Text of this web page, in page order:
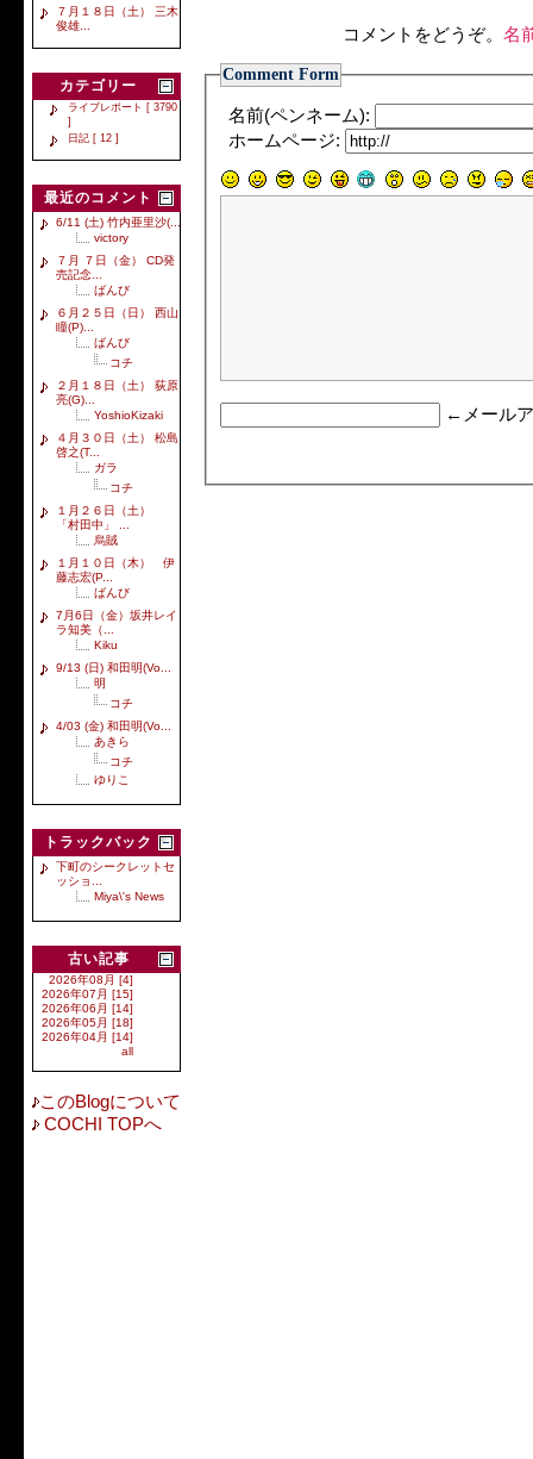
７月１８日（土） 三木
俊雄...
カテゴリー
ライブレポート [ 3790
]
日記 [ 12 ]
最近のコメント
6/11 (土) 竹内亜里沙(...
victory
７月 ７日（金） CD発
売記念...
ばんび
６月２５日（日） 西山
瞳(P)...
ばんび
コチ
２月１８日（土） 荻原
亮(G)...
YoshioKizaki
４月３０日（土） 松島
啓之(T...
ガラ
コチ
１月２６日（土）
「村田中」 ...
烏賊
１月１０日（木） 伊
藤志宏(P...
ばんび
7月6日（金）坂井レイ
ラ知美（...
Kiku
9/13 (日) 和田明(Vo...
明
コチ
4/03 (金) 和田明(Vo...
あきら
コチ
ゆりこ
トラックバック
下町のシークレットセ
ッショ...
Miya\'s News
古い記事
2026年08月 [4]
2026年07月 [15]
2026年06月 [14]
2026年05月 [18]
2026年04月 [14]
all
このBlogについて
COCHI TOPへ
コメントをどうぞ。 名
Comment Form
名前(ペンネーム):
ホームページ:
←メール